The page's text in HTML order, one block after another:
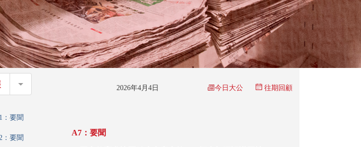
大公報 2026年4月4日 今日大公 往期回顧
：要聞
：要聞
A7：要聞